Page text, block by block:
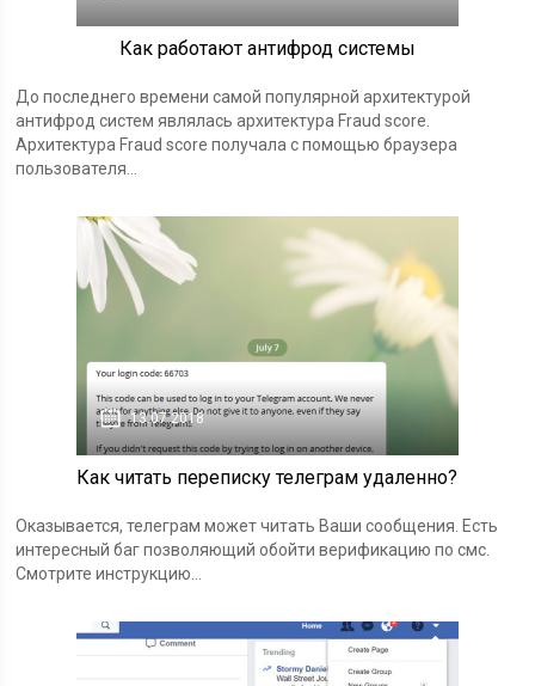
Как работают антифрод системы
До последнего времени самой популярной архитектурой
антифрод систем являлась архитектура Fraud score.
Архитектура Fraud score получала с помощью браузера
пользователя...
13.07.2018
Как читать переписку телеграм удаленно?
Оказывается, телеграм может читать Ваши сообщения. Есть
интересный баг позволяющий обойти верификацию по смс.
Смотрите инструкцию...